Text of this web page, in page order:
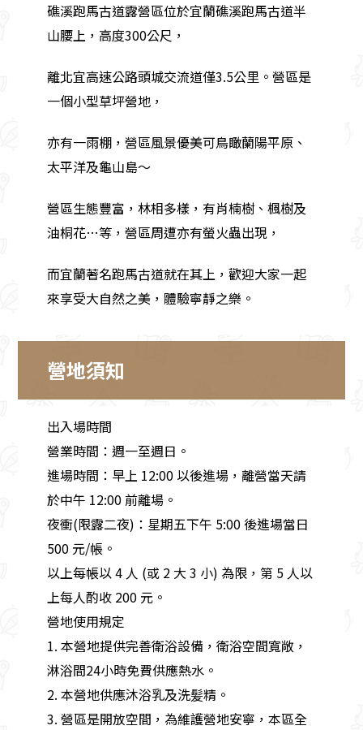
礁溪跑馬古道露營區位於宜蘭礁溪跑馬古道半
山腰上，高度300公尺，
離北宜高速公路頭城交流道僅3.5公里。營區是
一個小型草坪營地，
亦有一雨棚，營區風景優美可鳥瞰蘭陽平原、
太平洋及龜山島～
營區生態豐富，林相多樣，有肖楠樹、楓樹及
油桐花…等，營區周遭亦有螢火蟲出現，
而宜蘭著名跑馬古道就在其上，歡迎大家一起
來享受大自然之美，體驗寧靜之樂。
營地須知
出入場時間
營業時間：週一至週日。
進場時間：早上 12:00 以後進場，離營當天請
於中午 12:00 前離場。
夜衝(限露二夜)：星期五下午 5:00 後進場當日
500 元/帳。
以上每帳以 4 人 (或 2 大 3 小) 為限，第 5 人以
上每人酌收 200 元。
營地使用規定
1. 本營地提供完善衛浴設備，衛浴空間寬敞，
淋浴間24小時免費供應熱水。
2. 本營地供應沐浴乳及洗髪精。
3. 營區是開放空間，為維護營地安寧，本區全